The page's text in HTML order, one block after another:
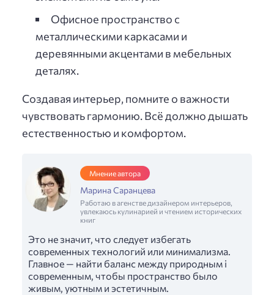
Офисное пространство с
металлическими каркасами и
деревянными акцентами в мебельных
деталях.
Создавая интерьер, помните о важности
чувствовать гармонию. Всё должно дышать
естественностью и комфортом.
Мнение автора
Марина Саранцева
Работаю в агенстве дизайнером интерьеров,
увлекаюсь кулинарией и чтением исторических
книг
Это не значит, что следует избегать
современных технологий или минимализма.
Главное — найти баланс между природным і
современным, чтобы пространство было
живым, уютным и эстетичным.